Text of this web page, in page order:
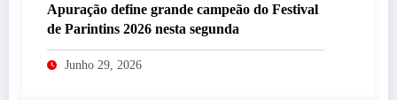
Apuração define grande campeão do Festival
de Parintins 2026 nesta segunda
Junho 29, 2026